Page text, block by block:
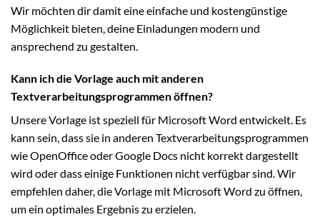
Wir möchten dir damit eine einfache und kostengünstige
Möglichkeit bieten, deine Einladungen modern und
ansprechend zu gestalten.
Kann ich die Vorlage auch mit anderen
Textverarbeitungsprogrammen öffnen?
Unsere Vorlage ist speziell für Microsoft Word entwickelt. Es
kann sein, dass sie in anderen Textverarbeitungsprogrammen
wie OpenOffice oder Google Docs nicht korrekt dargestellt
wird oder dass einige Funktionen nicht verfügbar sind. Wir
empfehlen daher, die Vorlage mit Microsoft Word zu öffnen,
um ein optimales Ergebnis zu erzielen.